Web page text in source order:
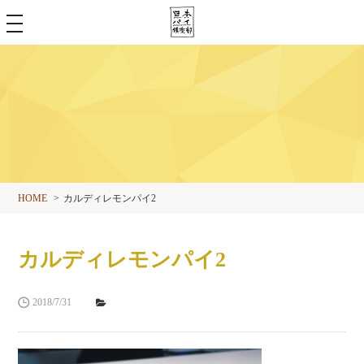
toggle
navigation
HOME カルディレモンパイ2
カルディレモンパイ2
2018/7/31